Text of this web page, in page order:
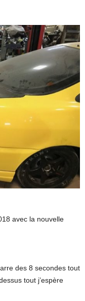
avec la nouvelle
des 8 secondes tout
tout j’espère